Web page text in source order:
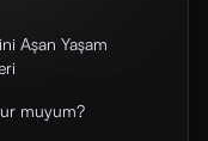
Aşan Yaşam
muyum?